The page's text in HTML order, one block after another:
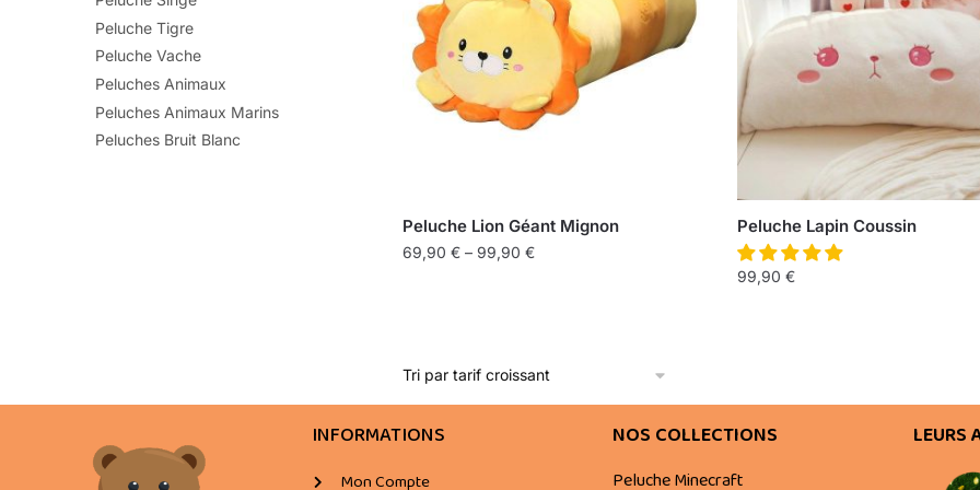
Peluche Lion Géant Mignon
69,90 € – 99,90 €
Peluche Lapin Coussin
99,90 €
Peluche Tigre
Peluche Vache
Peluches Animaux
Peluches Animaux Marins
Peluches Bruit Blanc
INFORMATIONS
Mon Compte
NOS COLLECTIONS
Peluche Minecraft
LEURS